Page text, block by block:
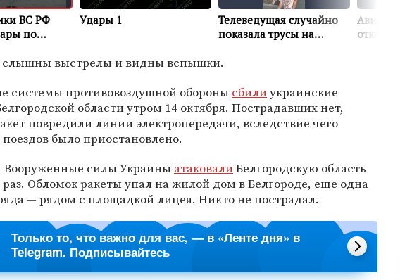
слышны выстрелы и видны вспышки.
системы противовоздушной обороны сбилиукраинские
области утром 14 октября. Пострадавших нет,
повредили линии электропередачи, вследствие чего
было приостановлено.
Вооруженные силы Украины атаковалиБелгородскую область
раз. Обломок ракеты упал на жилой дом вБелгороде, еще одна
— рядом с площадкой лицея. Никто не пострадал.
Только то, что важно для вас, — в «Ленте дня» в
Telegram. Подписывайтесь